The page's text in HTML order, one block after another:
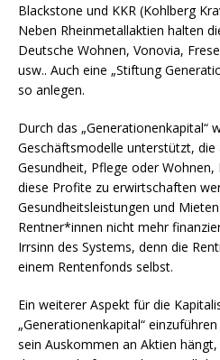
Blackstone und KKR (Kohlberg
Neben Rheinmetallaktien halten
Deutsche Wohnen, Vonovia,
usw.. Auch eine „Stiftung
so anlegen.
Durch das „Generationenkapital“
Geschäftsmodelle unterstützt,
Gesundheit, Pflege oder
diese Profite zu erwirtschaften
Gesundheitsleistungen und
Rentner*innen nicht mehr
Irrsinn des Systems, denn die
einem Rentenfonds selbst.
Ein weiterer Aspekt für die
„Generationenkapital“
sein Auskommen an Aktien